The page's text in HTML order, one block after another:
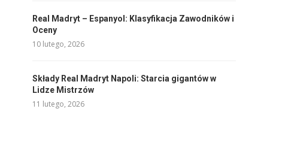
Real Madryt – Espanyol: Klasyfikacja Zawodników i
Oceny
10 lutego, 2026
Składy Real Madryt Napoli: Starcia gigantów w
Lidze Mistrzów
11 lutego, 2026